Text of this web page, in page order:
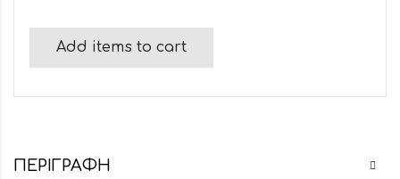
Add items to cart
ΠΕΡΙΓΡΑΦΉ